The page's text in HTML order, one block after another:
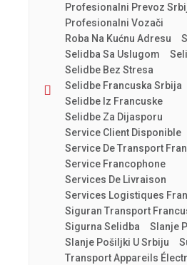
Profesionalni Prevoz
Profesionalni Vozači
Roba Na Kućnu Adresu
Selidba Sa Uslugom
Selidbe Bez Stresa
Selidbe Francuska Srbija
Selidbe Iz Francuske
Selidbe Za Dijasporu
Service Client Disponible
Service De Transport
Service Francophone
Services De Livraison
Services Logistiques
Siguran Transport
Sigurna Selidba
Slanje
Slanje Pošiljki U Srbiju
Transport Appareils